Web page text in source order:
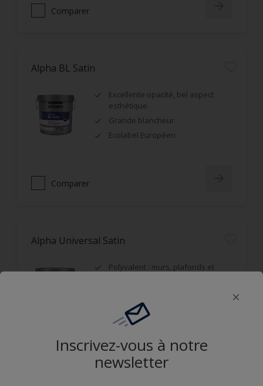
Comparer
Alpha BL Satin
Excellente opacité, bel aspect
esthétique
Grande blancheur
Ecolabel Européen
Comparer
Alpha Universal Satin
Polyvalent : murs, plafonds et
Applicable mouillé sur mouillé
Inscrivez-vous à notre
newsletter